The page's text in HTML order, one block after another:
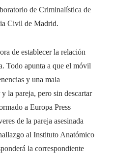
de Criminalística de
Civil de Madrid.
de establecer la relación
Todo apunta a que el móvil
y una mala
la pareja, pero sin descartar
a Europa Press
de la pareja asesinada
al Instituto Anatómico
la correspondiente